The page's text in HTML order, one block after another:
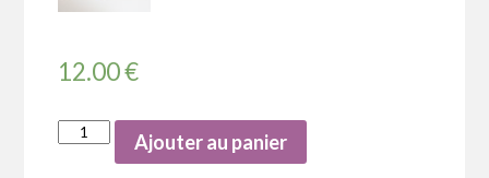
12.00€
Ajouter au panier